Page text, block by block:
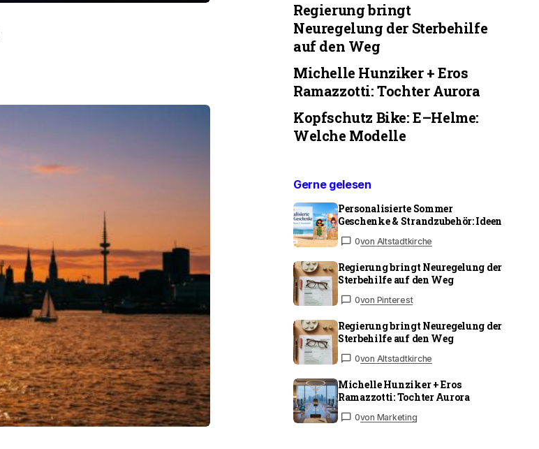
Regierung bringt
Neuregelung der Sterbehilfe
auf den Weg
Michelle Hunziker + Eros
Ramazzotti: Tochter Aurora
Kopfschutz Bike: E–Helme:
Welche Modelle
Gerne gelesen
Personalisierte Sommer
Geschenke & Strandzubehör: Ideen
0von Altstadtkirche
Regierung bringt Neuregelung der
Sterbehilfe auf den Weg
0von Pinterest
Regierung bringt Neuregelung der
Sterbehilfe auf den Weg
0von Altstadtkirche
Michelle Hunziker + Eros
Ramazzotti: Tochter Aurora
0von Marketing